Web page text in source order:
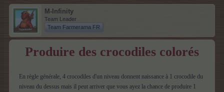
M-Infinity
Team Leader
Team Farmerama FR
Produire des crocodiles colorés
En règle générale, 4 crocodiles d'un niveau donnent naissance à 1 crocodile du
niveau du dessus mais il peut arriver que vous ayez la chance de produire 1